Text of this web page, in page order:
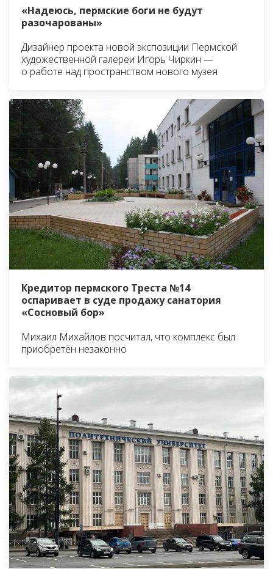
«Надеюсь, пермские боги не будут
разочарованы»
Дизайнер проекта новой экспозиции Пермской
художественной галереи Игорь Чиркин —
о работе над пространством нового музея
Кредитор пермского Треста №14
оспаривает в суде продажу санатория
«Сосновый бор»
Михаил Михайлов посчитал, что комплекс был
приобретён незаконно